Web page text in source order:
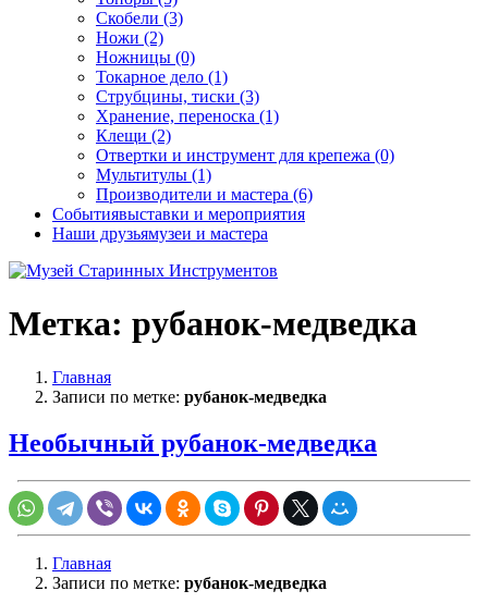
Скобели (3)
Ножи (2)
Ножницы (0)
Токарное дело (1)
Струбцины, тиски (3)
Хранение, переноска (1)
Клещи (2)
Отвертки и инструмент для крепежа (0)
Мультитулы (1)
Производители и мастера (6)
Событиявыставки и мероприятия
Наши друзьямузеи и мастера
Метка: рубанок-медведка
Главная
Записи по метке: рубанок-медведка
Необычный рубанок-медведка
Главная
Записи по метке: рубанок-медведка